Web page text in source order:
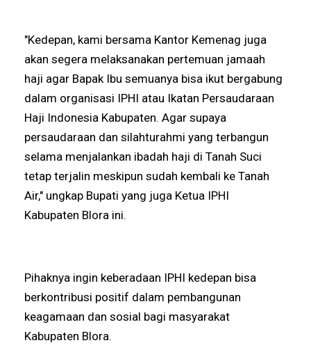
"Kedepan, kami bersama Kantor Kemenag juga
akan segera melaksanakan pertemuan jamaah
haji agar Bapak Ibu semuanya bisa ikut bergabung
dalam organisasi IPHI atau Ikatan Persaudaraan
Haji Indonesia Kabupaten. Agar supaya
persaudaraan dan silahturahmi yang terbangun
selama menjalankan ibadah haji di Tanah Suci
tetap terjalin meskipun sudah kembali ke Tanah
Air," ungkap Bupati yang juga Ketua IPHI
Kabupaten Blora ini.
Pihaknya ingin keberadaan IPHI kedepan bisa
berkontribusi positif dalam pembangunan
keagamaan dan sosial bagi masyarakat
Kabupaten Blora.